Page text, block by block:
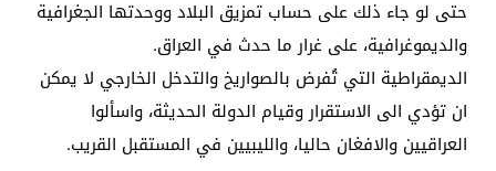
حتى لو جاء ذلك على حساب تمزيق البلاد ووحدتها الجغرافية
والديموغرافية، على غرار ما حدث في العراق.
الديمقراطية التي تُفرض بالصواريخ والتدخل الخارجي لا يمكن
ان تؤدي الى الاستقرار وقيام الدولة الحديثة، واسألوا
العراقيين والافغان حاليا، والليبيين في المستقبل القريب.